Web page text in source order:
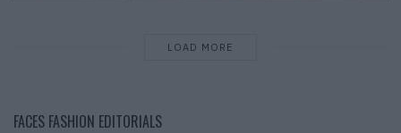
LOAD MORE
FACES FASHION EDITORIALS